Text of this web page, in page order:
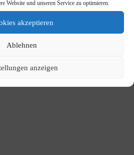
Website und unseren Service zu optimieren.
akzeptieren
Ablehnen
anzeigen